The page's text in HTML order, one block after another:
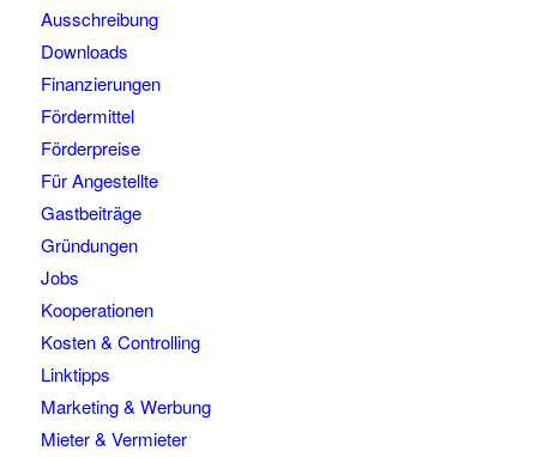
Ausschreibung
Downloads
Finanzierungen
Fördermittel
Förderpreise
Für Angestellte
Gastbeiträge
Gründungen
Jobs
Kooperationen
Kosten & Controlling
Linktipps
Marketing & Werbung
Mieter & Vermieter